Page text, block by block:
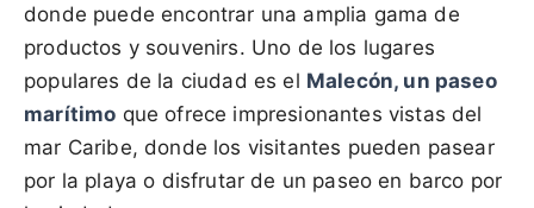
donde puede encontrar una amplia gama de
productos y souvenirs. Uno de los lugares
populares de la ciudad es el Malecón, un paseo
marítimo que ofrece impresionantes vistas del
mar Caribe, donde los visitantes pueden pasear
por la playa o disfrutar de un paseo en barco por